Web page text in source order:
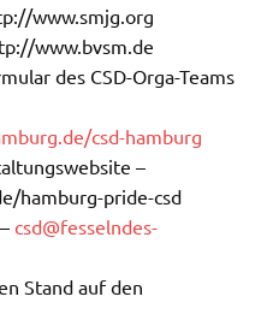
www.smjg.org
www.bvsm.de
des CSD-Orga-Teams
csd-hamburg
–
hamburg-pride-csd
csd@fesselndes-
Stand auf den